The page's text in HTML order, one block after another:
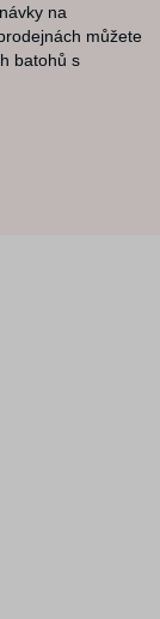
na
můžete
batohů s